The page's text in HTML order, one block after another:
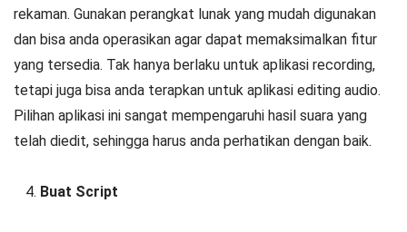
rekaman. Gunakan perangkat lunak yang mudah digunakan
dan bisa anda operasikan agar dapat memaksimalkan fitur
yang tersedia. Tak hanya berlaku untuk aplikasi recording,
tetapi juga bisa anda terapkan untuk aplikasi editing audio.
Pilihan aplikasi ini sangat mempengaruhi hasil suara yang
telah diedit, sehingga harus anda perhatikan dengan baik.
Buat Script